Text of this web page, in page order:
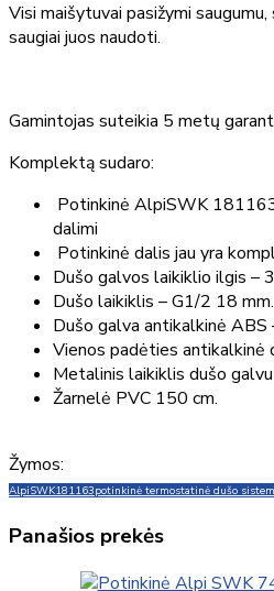
Visi maišytuvai pasižymi
saugiai juos naudoti.
Gamintojas suteikia 5 metų
Komplektą sudaro:
Potinkinė AlpiSWK
dalimi
Potinkinė dalis jau yra
Dušo galvos laikiklio ilgis –
Dušo laikiklis – G1/2 18 mm.
Dušo galva antikalkinė ABS
Vienos padėties antikalkinė
Metalinis laikiklis dušo
Žarnelė PVC 150 cm.
Žymos:
AlpiSWK181163potinkinė termostatinė dušo
Panašios prekės